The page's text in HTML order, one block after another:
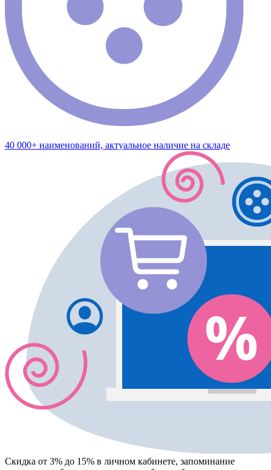
40 000+ наименований, актуальное наличие на складе
Скидка от 3% до 15% в личном кабинете, запоминание